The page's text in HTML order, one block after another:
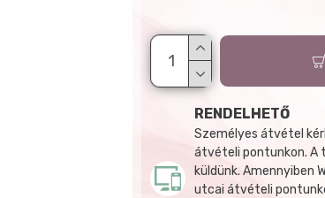
RENDELHETŐ
Személyes átvétel
átvételi pontunkon. A
küldünk. Amennyiben
utcai átvételi